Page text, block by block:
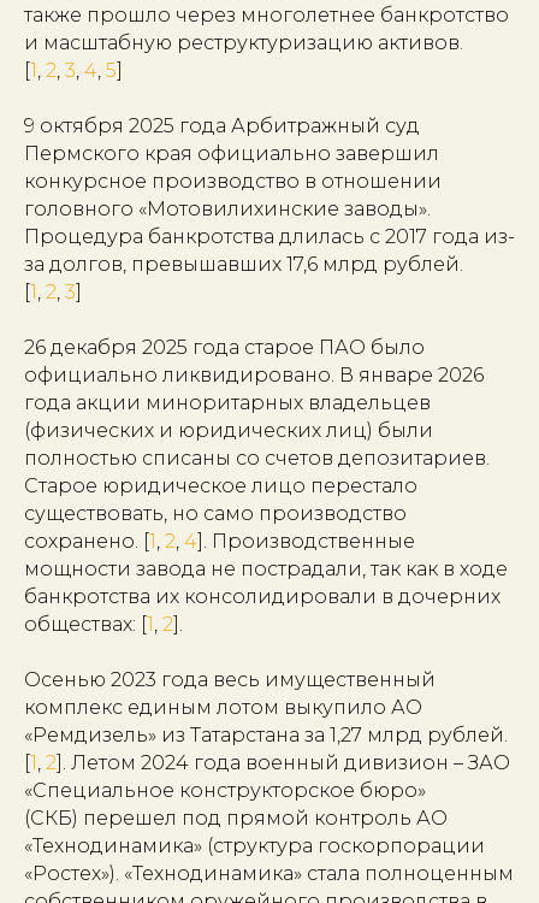
также прошло через многолетнее банкротство
и масштабную реструктуризацию активов.
[1, 2, 3, 4, 5]
9 октября 2025 года Арбитражный суд
Пермского края официально завершил
конкурсное производство в отношении
головного «Мотовилихинские заводы».
Процедура банкротства длилась с 2017 года из-
за долгов, превышавших 17,6 млрд рублей.
[1, 2, 3]
26 декабря 2025 года старое ПАО было
официально ликвидировано. В январе 2026
года акции миноритарных владельцев
(физических и юридических лиц) были
полностью списаны со счетов депозитариев.
Старое юридическое лицо перестало
существовать, но само производство
сохранено. [1, 2, 4]. Производственные
мощности завода не пострадали, так как в ходе
банкротства их консолидировали в дочерних
обществах: [1, 2].
Осенью 2023 года весь имущественный
комплекс единым лотом выкупило АО
«Ремдизель» из Татарстана за 1,27 млрд рублей.
[1, 2]. Летом 2024 года военный дивизион – ЗАО
«Специальное конструкторское бюро»
(СКБ) перешел под прямой контроль АО
«Технодинамика» (структура госкорпорации
«Ростех»). «Технодинамика» стала полноценным